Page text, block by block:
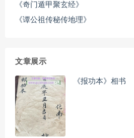
《奇门遁甲聚玄经》
《谭公祖传秘传地理》
文章展示
《报功本》相书